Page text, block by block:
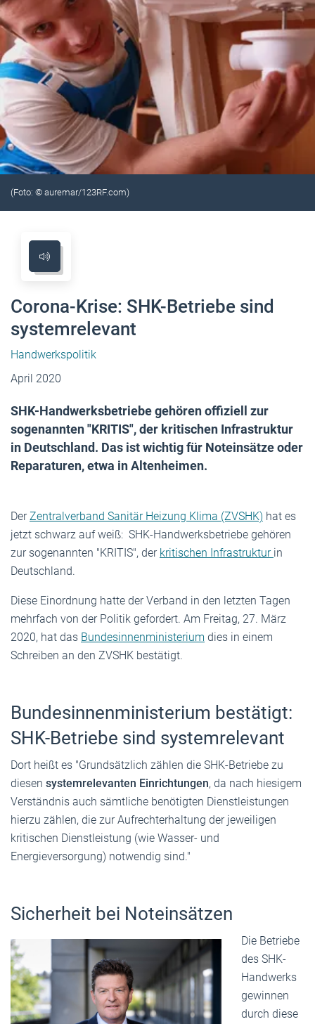
(Foto: © auremar/123RF.com)
Corona-Krise: SHK-Betriebe sind
systemrelevant
Handwerkspolitik
April 2020
SHK-Handwerksbetriebe gehören offiziell zur
sogenannten "KRITIS", der kritischen Infrastruktur
in Deutschland. Das ist wichtig für Noteinsätze oder
Reparaturen, etwa in Altenheimen.
DerZentralverband Sanitär Heizung Klima (ZVSHK) hat es
jetzt schwarz auf weiß: SHK-Handwerksbetriebe gehören
zur sogenannten "KRITIS", der kritischen Infrastruktur in
Deutschland.
Diese Einordnung hatte der Verband in den letzten Tagen
mehrfach von der Politik gefordert. Am Freitag, 27. März
2020, hat das Bundesinnenministerium dies in einem
Schreiben an den ZVSHK bestätigt.
Bundesinnenministerium bestätigt:
SHK-Betriebe sind systemrelevant
Dort heißt es "Grundsätzlich zählen die SHK-Betriebe zu
diesen systemrelevanten Einrichtungen, da nach hiesigem
Verständnis auch sämtliche benötigten Dienstleistungen
hierzu zählen, die zur Aufrechterhaltung der jeweiligen
kritischen Dienstleistung (wie Wasser- und
Energieversorgung) notwendig sind."
Sicherheit bei Noteinsätzen
Die Betriebe
des SHK-
Handwerks
gewinnen
durch diese